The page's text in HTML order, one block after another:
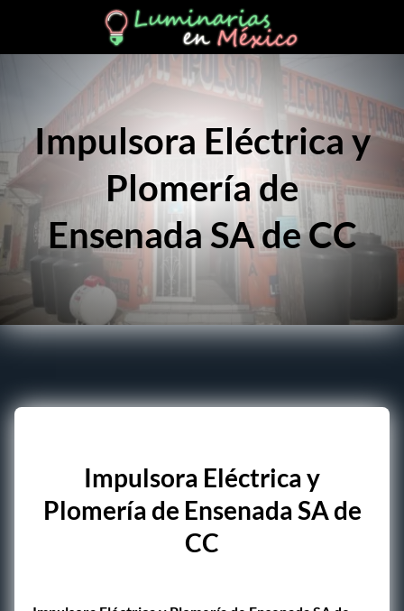
Impulsora Eléctrica y
Plomería de
Ensenada SA de CC
Impulsora Eléctrica y
Plomería de Ensenada SA de
CC